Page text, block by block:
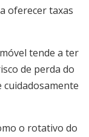
oferecer taxas
tende a ter
de perda do
cuidadosamente
o rotativo do